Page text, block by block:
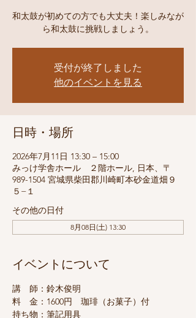
和太鼓が初めての方でも大丈夫！楽しみなが
ら和太鼓に挑戦しましょう。
受付が終了しました
他のイベントを見る
日時・場所
2026年7月11日 13:30 – 15:00
みっけ学舎ホール ２階ホール, 日本、〒
989-1504 宮城県柴田郡川崎町本砂金道畑９
５−１
その他の日付
8月08日(土) 13:30
イベントについて
講　師：鈴木俊明
料　金：1600円　珈琲（お菓子）付
持ち物：筆記用具